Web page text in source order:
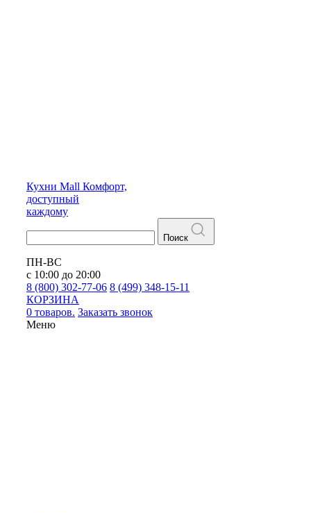
Кухни Mall Комфорт,
доступный
каждому
Поиск
ПН-ВС
с 10:00 до 20:00
8 (800) 302-77-06 8 (499) 348-15-11
КОРЗИНА
0 товаров. Заказать звонок
Меню